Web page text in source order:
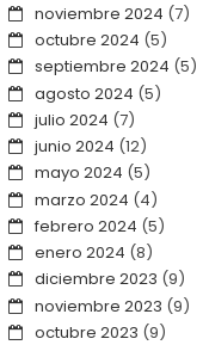
noviembre 2024 (7)
octubre 2024 (5)
septiembre 2024 (5)
agosto 2024 (5)
julio 2024 (7)
junio 2024 (12)
mayo 2024 (5)
marzo 2024 (4)
febrero 2024 (5)
enero 2024 (8)
diciembre 2023 (9)
noviembre 2023 (9)
octubre 2023 (9)